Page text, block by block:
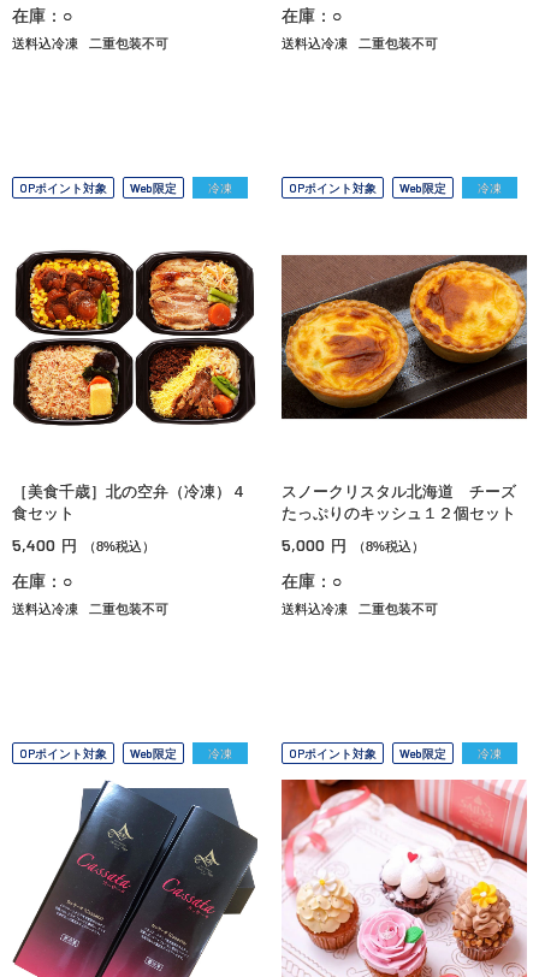
在庫：○
送料込冷凍 二重包装不可
在庫：○
送料込冷凍 二重包装不可
OPポイント対象 Web限定 冷凍
［美食千歳］北の空弁（冷凍）４
食セット
5,400 円 （8%税込）
在庫：○
送料込冷凍 二重包装不可
OPポイント対象 Web限定 冷凍
スノークリスタル北海道 チーズ
たっぷりのキッシュ１２個セット
5,000 円 （8%税込）
在庫：○
送料込冷凍 二重包装不可
OPポイント対象 Web限定 冷凍 OPポイント対象 Web限定 冷凍